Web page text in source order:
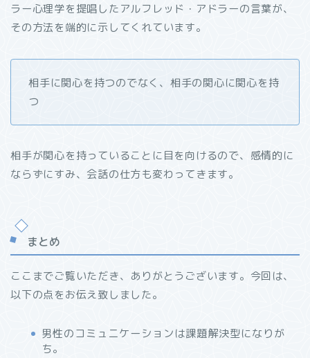
ラー心理学を提唱したアルフレッド・アドラーの言葉が、
その方法を端的に示してくれています。
相手に関心を持つのでなく、相手の関心に関心を持
つ
相手が関心を持っていることに目を向けるので、感情的に
ならずにすみ、会話の仕方も変わってきます。
まとめ
ここまでご覧いただき、ありがとうございます。今回は、
以下の点をお伝え致しました。
男性のコミュニケーションは課題解決型になりが
ち。